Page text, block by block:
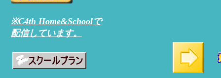
※C4th Home&Schoolで
配信しています。